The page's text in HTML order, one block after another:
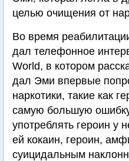
целью очищения от
Во время
дал телефонное
World, в котором
дал Эми впервые
наркотики, такие как
самую большую
употреблять героин у
ей кокаин, героин,
суицидальным